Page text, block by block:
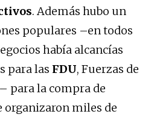
. Además hubo un
populares –en todos
había alcancías
para las FDU, Fuerzas de
para la compra de
organizaron miles de